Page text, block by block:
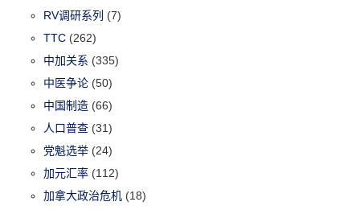
RV调研系列 (7)
TTC (262)
中加关系 (335)
中医争论 (50)
中国制造 (66)
人口普查 (31)
党魁选举 (24)
加元汇率 (112)
加拿大政治危机 (18)